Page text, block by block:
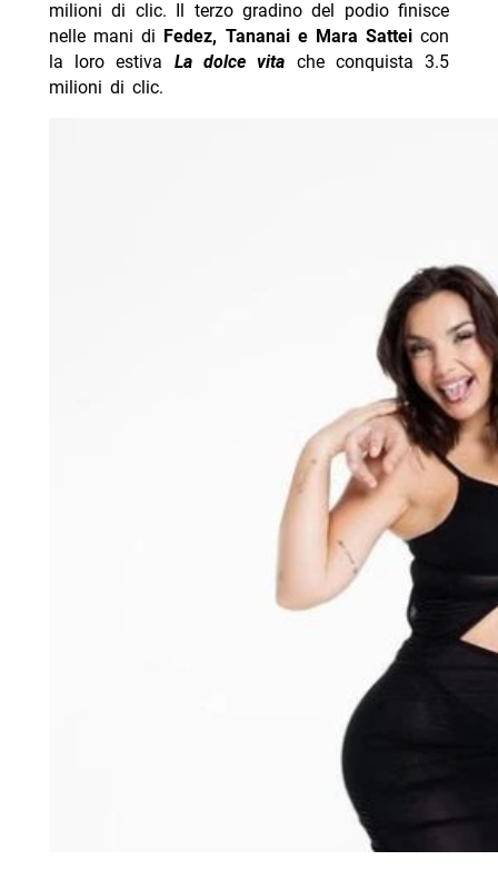
milioni di clic. Il terzo gradino del podio finisce
nelle mani di Fedez, Tananai e Mara Satteicon
la loro estiva La dolce vita che conquista 3.5
milioni di clic.